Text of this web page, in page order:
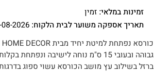
זמינות במלאי: זמין
תאריך אספקה משוער לבית הלקוח:2026
ברזל בשילוב עץ מושב הכורסא עשוי ספוג